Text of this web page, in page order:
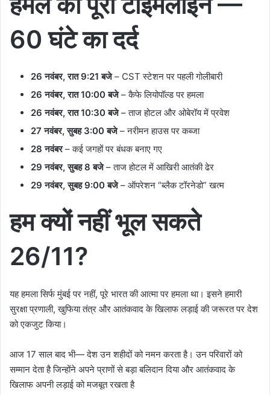
60 घंटे का दर्द
26 नवंबर, रात 9:21 बजे– CST स्टेशन पर पहली गोलीबारी
26 नवंबर, रात 10:00 बजे– कैफे लियोपॉल्ड पर हमला
26 नवंबर, रात 10:30 बजे– ताज होटल और ओबेरॉय में प्रवेश
27 नवंबर, सुबह 3:00 बजे– नरीमन हाउस पर कब्जा
28 नवंबर– कई जगहों पर बंधक बनाए गए
29 नवंबर, सुबह 8 बजे– ताज होटल में आखिरी आतंकी ढेर
29 नवंबर, सुबह 9:00 बजे– ऑपरेशन “ब्लैक टॉरनेडो” खत्म
हम क्यों नहीं भूल सकते
26/11?
यह हमला सिर्फ मुंबई पर नहीं, पूरे भारत की आत्मा पर हमला था। इसने हमारी
सुरक्षा प्रणाली, खुफिया तंत्र और आतंकवाद के खिलाफ लड़ाई की जरूरत पर देश
को एकजुट किया।
आज 17 साल बाद भी— देश उन शहीदों को नमन करता है। उन परिवारों को
सम्मान देता है जिन्होंने अपने प्राणों से बड़ा बलिदान दिया और आतंकवाद के
खिलाफ अपनी लड़ाई को मजबूत रखता है